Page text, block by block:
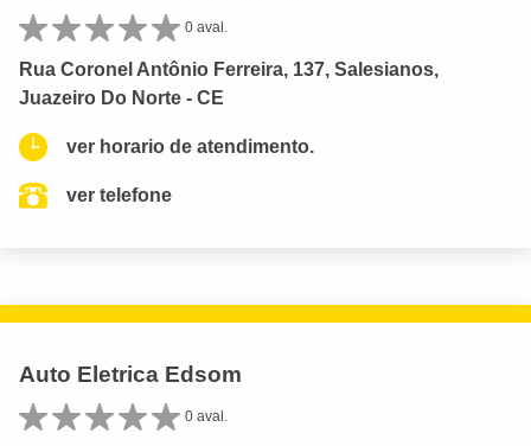
0 aval.
Rua Coronel Antônio Ferreira, 137, Salesianos,
Juazeiro Do Norte - CE
ver horario de atendimento.
ver telefone
Auto Eletrica Edsom
0 aval.